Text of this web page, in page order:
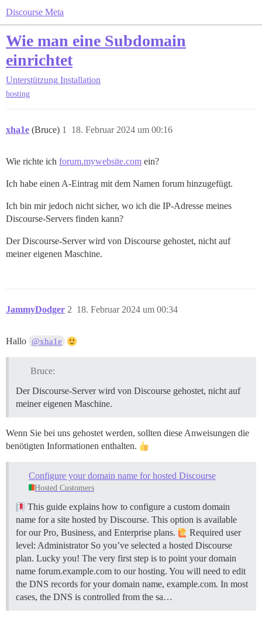
Discourse Meta
Wie man eine Subdomain
einrichtet
Unterstützung Installation
hosting
xha1e (Bruce) 18. Februar 2024 um 00:16
1
Wie richte ich forum.mywebsite.com ein?
Ich habe einen A-Eintrag mit dem Namen forum hinzugefügt.
Ich bin mir jedoch nicht sicher, wo ich die IP-Adresse meines
Discourse-Servers finden kann?
Der Discourse-Server wird von Discourse gehostet, nicht auf
meiner eigenen Maschine.
JammyDodger 18. Februar 2024 um 00:34
2
Hallo @xha1e
Bruce:
Der Discourse-Server wird von Discourse gehostet, nicht auf
meiner eigenen Maschine.
Wenn Sie bei uns gehostet werden, sollten diese Anweisungen die
benötigten Informationen enthalten.
Configure your domain name for hosted Discourse
Hosted Customers
This guide explains how to configure a custom domain
name for a site hosted by Discourse. This option is available
for our Pro, Business, and Enterprise plans.
Required user
level: Administrator So you’ve selected a hosted Discourse
plan. Lucky you! The very first step is to point your domain
name forum.example.com to our hosting. You will need to edit
the DNS records for your domain name, example.com. In most
cases, the DNS is controlled from the sa…